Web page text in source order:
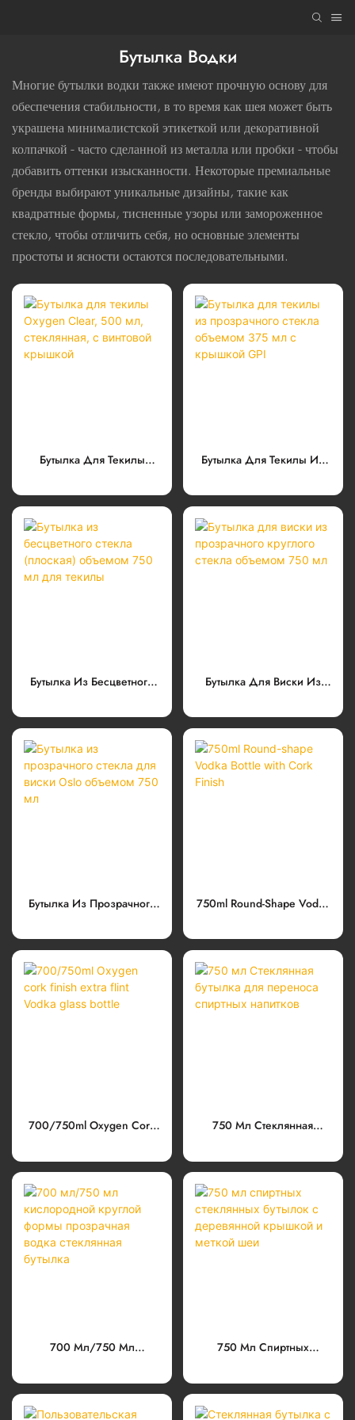
Бутылка Водки
Многие бутылки водки также имеют прочную основу для
обеспечения стабильности, в то время как шея может быть
украшена минималистской этикеткой или декоративной
колпачкой - часто сделанной из металла или пробки - чтобы
добавить оттенки изысканности. Некоторые премиальные
бренды выбирают уникальные дизайны, такие как
квадратные формы, тисненные узоры или замороженное
стекло, чтобы отличить себя, но основные элементы
простоты и ясности остаются последовательными.
Бутылка Для Текилы
Стеклянная, С Винтовой
Крышкой
Бутылка Для Текилы Из
Объемом 375 Мл С
Крышкой GPI
Бутылка Из Бесцветного
Объемом 750 Мл Для
Текилы
Бутылка Для Виски Из
Стекла Объемом 750 Мл
Бутылка Из Прозрачного
Объемом 750 Мл
750ml Round-Shape Vodka
700/750ml Oxygen Cork
Glass Bottle
750 Мл Стеклянная
Спиртных Напитков
700 Мл/750 Мл
Формы Прозрачная Водка
Стеклянная Бутылка
750 Мл Спиртных
Деревянной Крышкой И
Меткой Шеи